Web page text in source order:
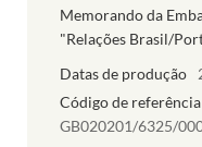
Memorando da
"Relações Brasil/
Datas de produção
Código de referência
GB020201/6325/